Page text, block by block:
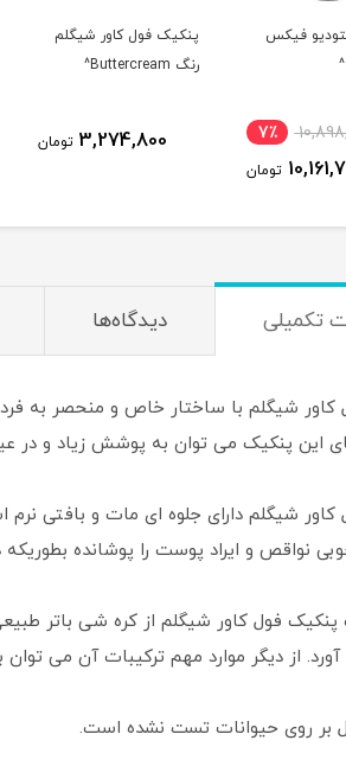
کاور شیگلم
تومان
پنکیک فول کاور شیگلم
رنگ Warm Vanilla^
3,274,800 تومان
تکمیلی دیدگاه‌ها
شیگلم با ساختار خاص و منحصر به فرد
این پنکیک می توان به پوشش زیاد و در
شیگلم دارای جلوه ای مات و بافتی
نواقص و ایراد پوست را پوشانده بطوریکه
پنکیک فول کاور شیگلم از کره شی باتر
از دیگر موارد مهم ترکیبات آن می توان
بر روی حیوانات تست نشده است.